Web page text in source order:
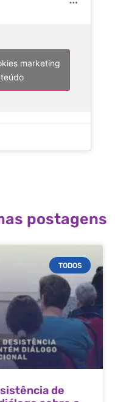
marketing
postagens
TODOS
de